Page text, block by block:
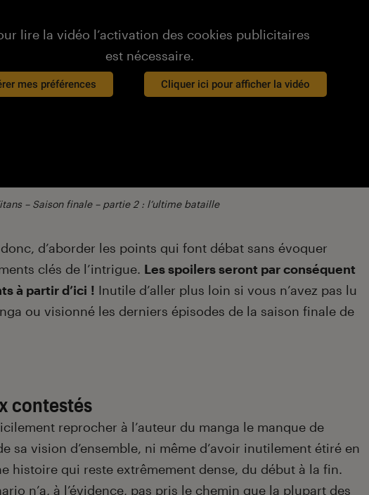
lire la vidéo l’activation des cookies publicitaires
est nécessaire.
mes préférences Cliquer ici pour afficher la vidéo
– Saison finale – partie 2 : l’ultime bataille
d’aborder les points qui font débat sans évoquer
clés de l’intrigue. Les spoilers seront par conséquent
à partir d’ici ! Inutile d’aller plus loin si vous n’avez pas lu
ou visionné les derniers épisodes de la saison finale de
contestés
reprocher à l’auteur du manga le manque de
sa vision d’ensemble, ni même d’avoir inutilement étiré en
histoire qui reste extrêmement dense, du début à la fin.
n’a, à l’évidence, pas pris le chemin que la plupart des